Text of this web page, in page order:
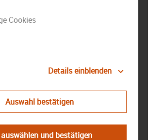
von Der Bezirk – Das Magazin
die „Kunst des Stickens“. Dazu
Bamberger Land in
Bamberg). Dort kann man derzeit die
zur Zierde? Sticken in unserer
– Leidenschaft“ bewundern.
Sendung
Thema Papier im Zuge der
Museums für Bäuerliche
der Mutterkuhherde in den
Cookies
Details einblenden
Auswahl bestätigen
und bestätigen